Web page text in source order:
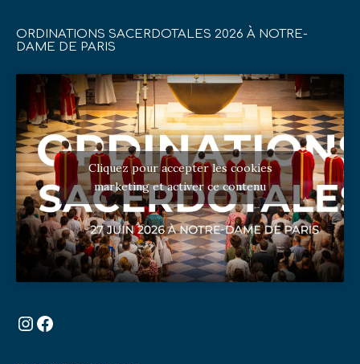
ORDINATIONS SACERDOTALES 2026 À NOTRE-
DAME DE PARIS
Cliquez pour accepter les cookies
marketing et activer ce contenu
Instagram
Facebook